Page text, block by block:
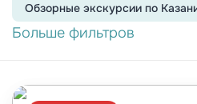
Обзорныe экскурсии по
Больше фильтров